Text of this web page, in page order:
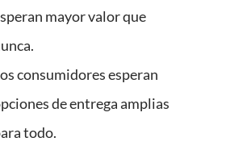
mayor valor que
consumidores esperan
de entrega amplias
todo.